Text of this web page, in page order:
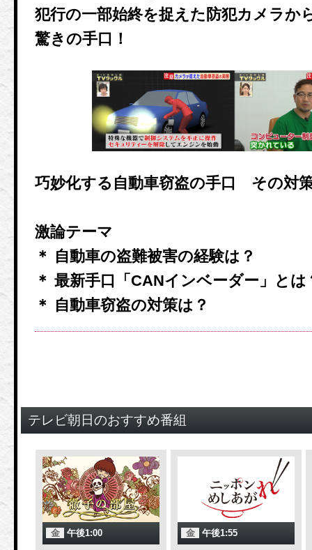
犯行の一部始終を捉えた防犯カメラか
驚きの手口！
巧妙化する自動車窃盗の手口 その対
激論テーマ
＊ 自動車の盗難被害の経験は？
＊ 最新手口「CANインベーダー」とは
＊ 自動車窃盗の対策は？
テレビ朝日のおすすめ番組
金 午後1:00 金 午後1:55